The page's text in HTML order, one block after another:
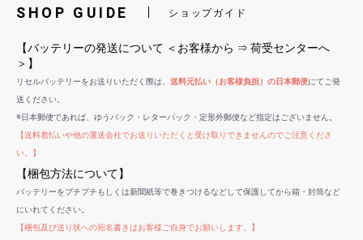
SHOP GUIDE ショップガイド
【バッテリーの発送について ＜お客様から ⇒ 荷受センターへ
＞】
リセルバッテリーをお送りいただく際は、 送料元払い（お客様負担）の日本郵便にてご発
送ください。
※日本郵便であれば、ゆうパック・レターパック・定形外郵便など指定はございません。
【送料着払いや他の運送会社でお送りいただくと受け取りできませんのでご注意くださ
い。】
【梱包方法について】
バッテリーをプチプチもしくは新聞紙等で巻きつけるなどして保護してから箱・封筒など
にいれてください。
【梱包及び送り状への宛名書きはお客様ご自身でお願いします。】